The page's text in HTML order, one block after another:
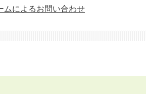
ムによるお問い合わせ